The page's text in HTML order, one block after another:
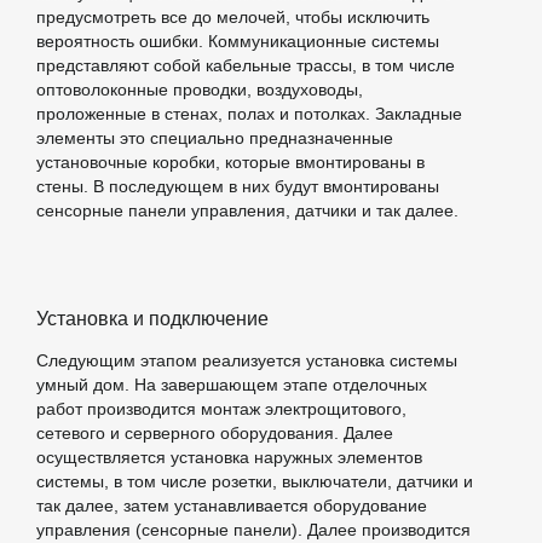
предусмотреть все до мелочей, чтобы исключить
вероятность ошибки. Коммуникационные системы
представляют собой кабельные трассы, в том числе
оптоволоконные проводки, воздуховоды,
проложенные в стенах, полах и потолках. Закладные
элементы это специально предназначенные
установочные коробки, которые вмонтированы в
стены. В последующем в них будут вмонтированы
сенсорные панели управления, датчики и так далее.
Установка и подключение
Следующим этапом реализуется установка системы
умный дом. На завершающем этапе отделочных
работ производится монтаж электрощитового,
сетевого и серверного оборудования. Далее
осуществляется установка наружных элементов
системы, в том числе розетки, выключатели, датчики и
так далее, затем устанавливается оборудование
управления (сенсорные панели). Далее производится